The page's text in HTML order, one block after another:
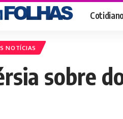
Cotidiano
NOTÍCIAS
sobre